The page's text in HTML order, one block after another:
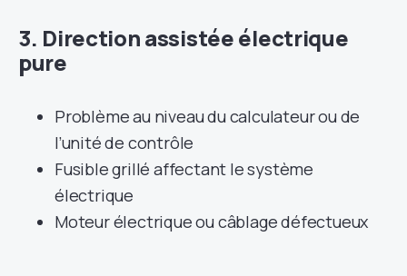
3. Direction assistée électrique
pure
Problème au niveau du calculateur ou de
l’unité de contrôle
Fusible grillé affectant le système
électrique
Moteur électrique ou câblage défectueux